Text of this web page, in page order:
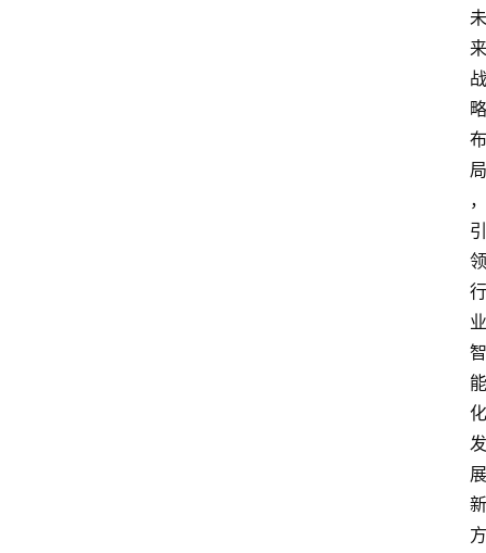
未
来
战
略
布
局
，
引
领
行
业
智
能
化
发
展
新
方